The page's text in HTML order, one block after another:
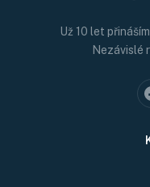
Už 10 let
Nezávislé